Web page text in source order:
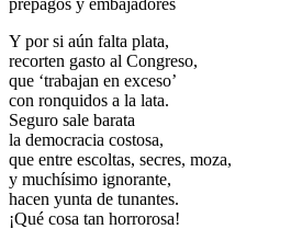
Y por si aún falta plata,
recorten gasto al Congreso,
que ‘trabajan en exceso’
con ronquidos a la lata.
Seguro sale barata
la democracia costosa,
que entre escoltas, secres, moza,
y muchísimo ignorante,
hacen yunta de tunantes.
¡Qué cosa tan horrorosa!